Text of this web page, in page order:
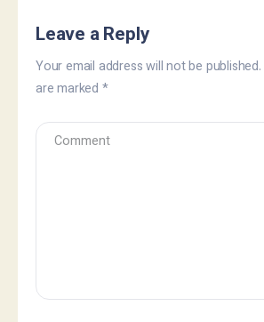
Leave a Reply
Your email address will not be published.
are marked *